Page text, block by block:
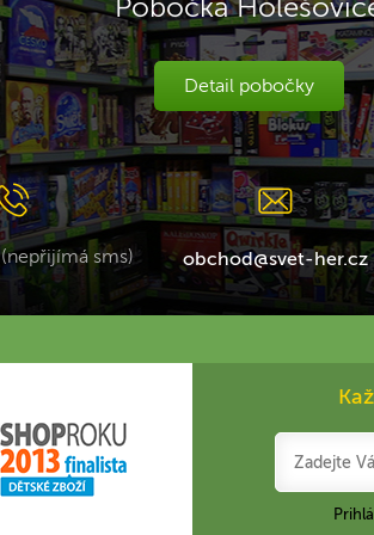
Detail pobočky
(nepřijímá sms) obchod@svet-her.cz